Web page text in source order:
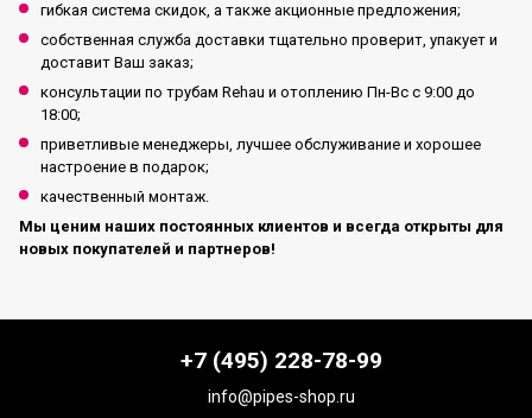
гибкая система скидок, а также акционные предложения;
собственная служба доставки тщательно проверит, упакует и
доставит Ваш заказ;
консультации по трубам Rehau и отоплению Пн-Вс с 9:00 до
18:00;
приветливые менеджеры, лучшее обслуживание и хорошее
настроение в подарок;
качественный монтаж.
Мы ценим наших постоянных клиентов и всегда открыты для
новых покупателей и партнеров!
+7 (495) 228-78-99
info@pipes-shop.ru